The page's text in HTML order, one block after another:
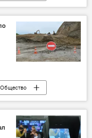
Общество